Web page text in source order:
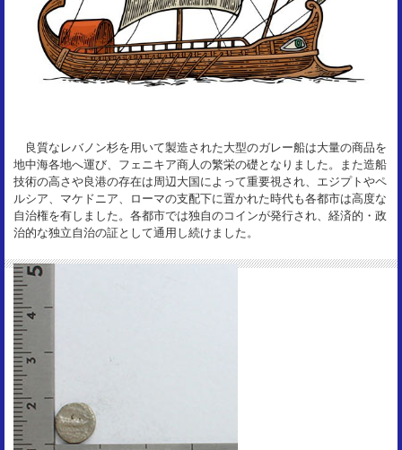
良質なレバノン杉を用いて製造された大型のガレー船は大量の商品を
地中海各地へ運び、フェニキア商人の繁栄の礎となりました。また造船
技術の高さや良港の存在は周辺大国によって重要視され、エジプトやペ
ルシア、マケドニア、ローマの支配下に置かれた時代も各都市は高度な
自治権を有しました。各都市では独自のコインが発行され、経済的・政
治的な独立自治の証として通用し続けました。